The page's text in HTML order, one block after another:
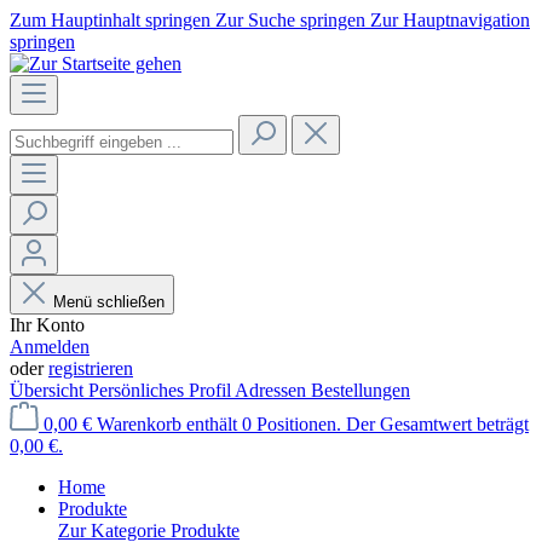
Zum Hauptinhalt springen Zur Suche springen Zur Hauptnavigation
springen
Menü schließen
Ihr Konto
Anmelden
oderregistrieren
Übersicht Persönliches Profil Adressen Bestellungen
0,00 € Warenkorb enthält 0 Positionen. Der Gesamtwert beträgt
0,00 €.
Home
Produkte
Zur Kategorie Produkte